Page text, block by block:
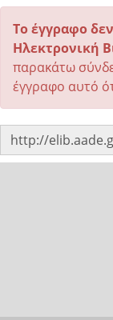
Το έγγραφο
Ηλεκτρονική
παρακάτω
έγγραφο αυτό